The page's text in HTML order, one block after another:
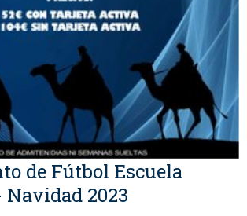
de Fútbol Escuela
2023